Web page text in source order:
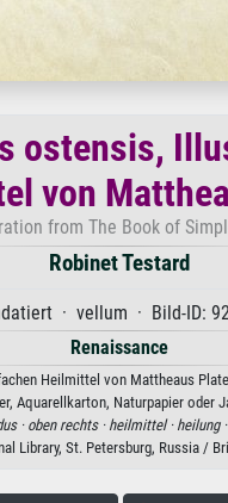
ostensis,
von
from The Book of
Robinet Testard
· vellum · Bild-ID:
Renaissance
Heilmittel von Mattheaus
Aquarellkarton, Naturpapier oder
· oben rechts · heilmittel · heilung ·
Library, St. Petersburg, Russia /